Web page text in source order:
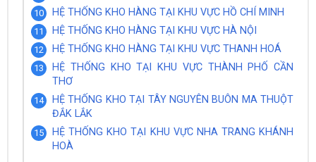
HỆ THỐNG KHO HÀNG TẠI KHU VỰC HỒ CHÍ MINH
HỆ THỐNG KHO HÀNG TẠI KHU VỰC HÀ NỘI
HỆ THỐNG KHO HÀNG TẠI KHU VỰC THANH HOÁ
HỆ THỐNG KHO TẠI KHU VỰC THÀNH PHỐ CẦN
THƠ
HỆ THỐNG KHO TẠI TÂY NGUYÊN BUÔN MA THUỘT
ĐẮK LẮK
HỆ THỐNG KHO TẠI KHU VỰC NHA TRANG KHÁNH
HOÀ